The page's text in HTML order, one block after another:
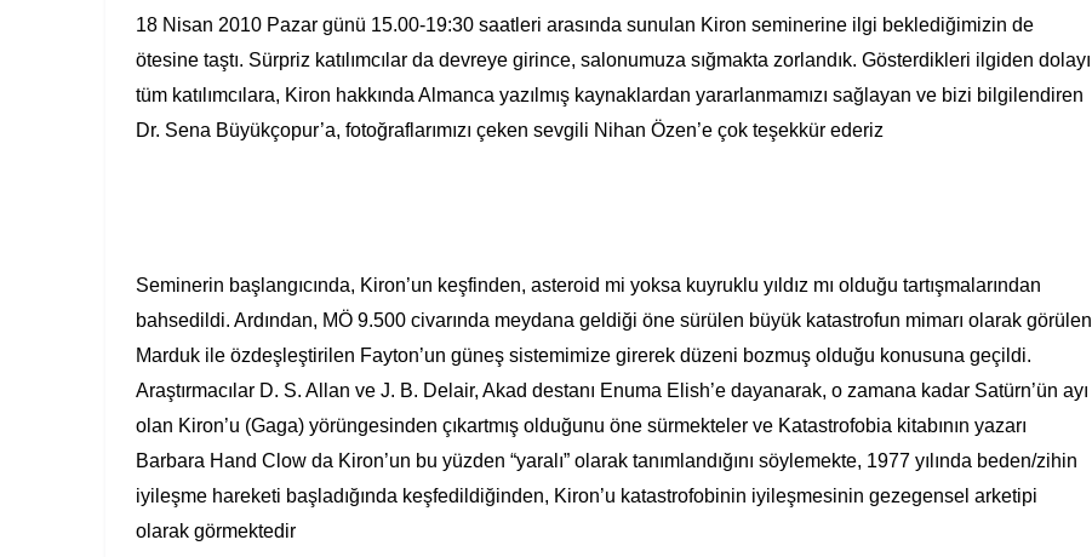
18 Nisan 2010 Pazar günü 15.00-19:30 saatleri arasında sunulan Kiron seminerine ilgi beklediğimizin de
ötesine taştı. Sürpriz katılımcılar da devreye girince, salonumuza sığmakta zorlandık. Gösterdikleri ilgiden dolayı
tüm katılımcılara, Kiron hakkında Almanca yazılmış kaynaklardan yararlanmamızı sağlayan ve bizi bilgilendiren
Dr. Sena Büyükçopur’a, fotoğraflarımızı çeken sevgili Nihan Özen’e çok teşekkür ederiz
Seminerin başlangıcında, Kiron’un keşfinden, asteroid mi yoksa kuyruklu yıldız mı olduğu tartışmalarından
bahsedildi. Ardından, MÖ 9.500 civarında meydana geldiği öne sürülen büyük katastrofun mimarı olarak görülen
Marduk ile özdeşleştirilen Fayton’un güneş sistemimize girerek düzeni bozmuş olduğu konusuna geçildi.
Araştırmacılar D. S. Allan ve J. B. Delair, Akad destanı Enuma Elish’e dayanarak, o zamana kadar Satürn’ün ayı
olan Kiron’u (Gaga) yörüngesinden çıkartmış olduğunu öne sürmekteler ve Katastrofobia kitabının yazarı
Barbara Hand Clow da Kiron’un bu yüzden “yaralı” olarak tanımlandığını söylemekte, 1977 yılında beden/zihin
iyileşme hareketi başladığında keşfedildiğinden, Kiron’u katastrofobinin iyileşmesinin gezegensel arketipi
olarak görmektedir